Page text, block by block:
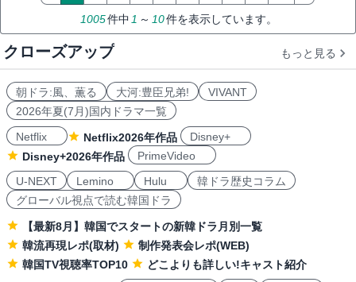
1005件中 1 ～ 10件を表示しています。
クローズアップ もっと見る
朝ドラ:風、薫る 大河:豊臣兄弟!
VIVANT
2026年夏(7月)国内ドラマ一覧
Netflix
Netflix2026年作品
Disney+
Disney+2026年作品
PrimeVideo
U-NEXT
Lemino Hulu
韓ドラ歴史コラム
グローバル視点で読む韓国ドラ
【最新8月】韓国でスタートの新韓ドラ月別一覧
韓流再現レポ(取材)
制作発表会レポ(WEB)
韓国TV視聴率TOP10
どこよりも詳しい!キャスト紹介